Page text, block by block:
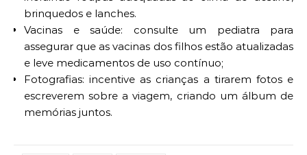
brinquedos e lanches.
Vacinas e saúde: consulte um pediatra para
assegurar que as vacinas dos filhos estão atualizadas
e leve medicamentos de uso contínuo;
Fotografias: incentive as crianças a tirarem fotos e
escreverem sobre a viagem, criando um álbum de
memórias juntos.